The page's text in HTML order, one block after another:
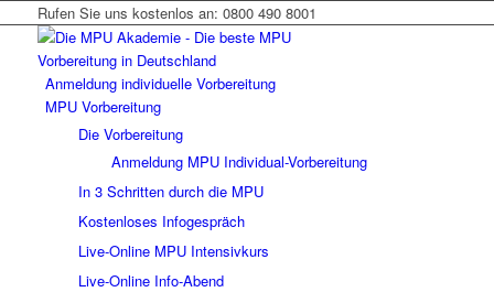
Rufen Sie uns kostenlos an: 0800 490 8001
Anmeldung individuelle Vorbereitung
MPU Vorbereitung
Die Vorbereitung
Anmeldung MPU Individual-Vorbereitung
In 3 Schritten durch die MPU
Kostenloses Infogespräch
Live-Online MPU Intensivkurs
Live-Online Info-Abend